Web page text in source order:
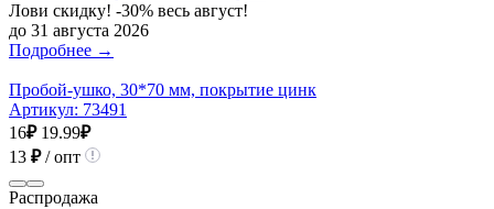
Лови скидку! -30% весь август!
до 31 августа 2026
Подробнее →
Пробой-ушко, 30*70 мм, покрытие цинк
Артикул: 73491
16₽ 19.99₽
13 ₽/ опт
Распродажа